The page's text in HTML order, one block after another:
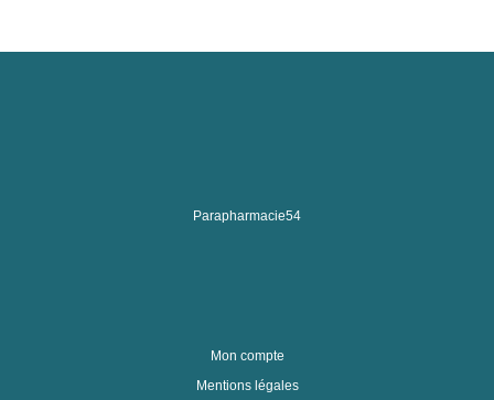
Parapharmacie54
Mon compte
Mentions légales